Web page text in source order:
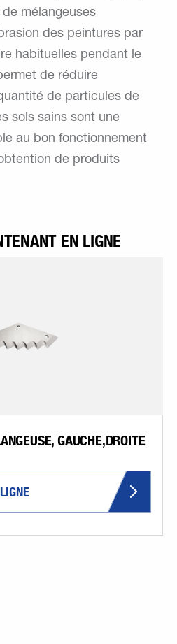
mélangeuses
des peintures par
habituelles pendant le
de réduire
de particules de
sols sains sont une
au bon fonctionnement
de produits
EN LIGNE
GAUCHE,DROITE